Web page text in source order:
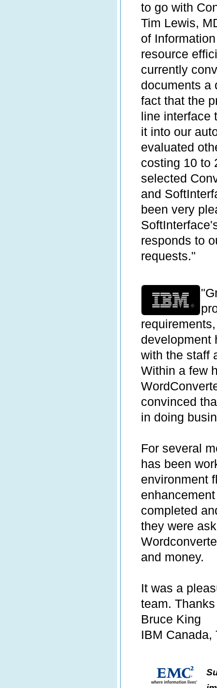
to go with
Tim Lewis,
of
resource
currently
documents a
fact that the
line interface
it into our
evaluated
costing 10 to
selected
and
been very
responds to
requests."
development
with the staff
Within a few
convinced
in doing
For several
has been
environment
completed
they were
and money.
It was a
team.
Bruce King
IBM Canada,